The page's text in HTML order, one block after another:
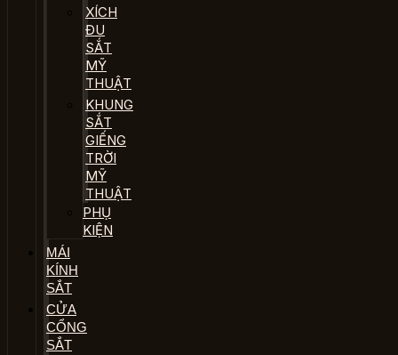
XÍCH
ĐU
SẮT
MỸ
THUẬT
KHUNG
SẮT
GIẾNG
TRỜI
MỸ
THUẬT
PHỤ
KIỆN
MÁI
KÍNH
SẮT
CỬA
CỔNG
SẮT